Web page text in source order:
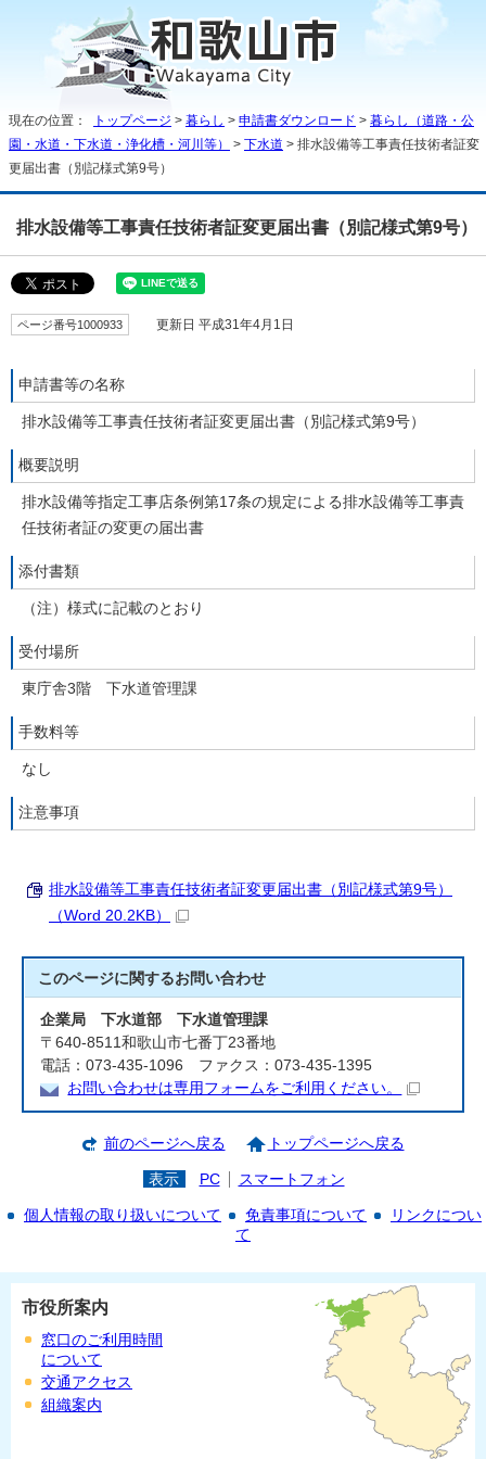
現在の位置： トップページ > 暮らし > 申請書ダウンロード > 暮らし（道路・公
園・水道・下水道・浄化槽・河川等）
> 下水道 > 排水設備等工事責任技術者証変
更届出書（別記様式第9号）
排水設備等工事責任技術者証変更届出書（別記様式第9号）
ページ番号1000933 更新日 平成31年4月1日
申請書等の名称
排水設備等工事責任技術者証変更届出書（別記様式第9号）
概要説明
排水設備等指定工事店条例第17条の規定による排水設備等工事責
任技術者証の変更の届出書
添付書類
（注）様式に記載のとおり
受付場所
東庁舎3階 下水道管理課
手数料等
なし
注意事項
排水設備等工事責任技術者証変更届出書（別記様式第9号）
（Word 20.2KB）
このページに関するお問い合わせ
企業局 下水道部 下水道管理課
〒640-8511和歌山市七番丁23番地
電話：073-435-1096 ファクス：073-435-1395
お問い合わせは専用フォームをご利用ください。
前のページへ戻る トップページへ戻る
表示 PC スマートフォン
個人情報の取り扱いについて 免責事項について
リンクについ
て
市役所案内
窓口のご利用時間
について
交通アクセス
組織案内